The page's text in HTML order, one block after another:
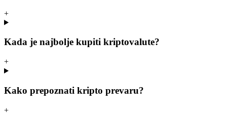
+
Kada je najbolje kupiti kriptovalute?
+
Kako prepoznati kripto prevaru?
+